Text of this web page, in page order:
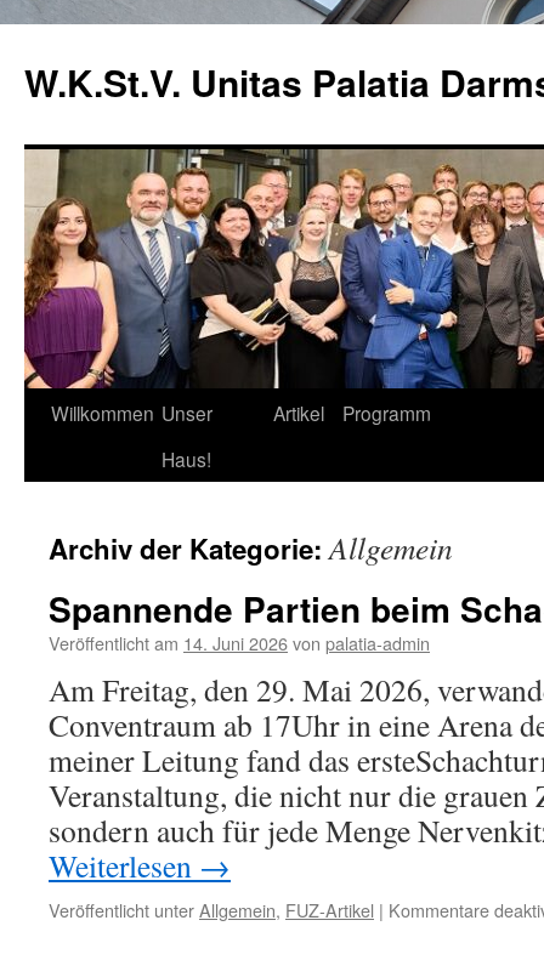
springen
W.K.St.V. Unitas Palatia
Willkommen Unser
Haus!
Artikel Programm
Archiv der Kategorie:Allgemein
Spannende Partien beim
Veröffentlicht am 14. Juni 2026von palatia-admin
Am Freitag, den 29. Mai 2026,
Conventraum ab 17Uhr in eine Arena
meiner Leitung fand das
Veranstaltung, die nicht nur die grauen
sondern auch für jede Menge
Weiterlesen →
Veröffentlicht unterAllgemein, FUZ-Artikel | Kommentare